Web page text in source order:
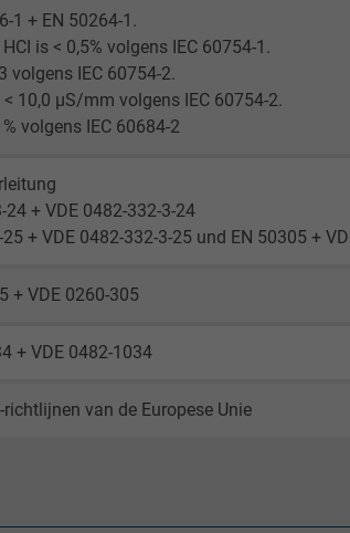
statistical data on how the
the website.
for website analysis.
1 + EN 50264-1.
is < 0,5% volgens IEC 60754-1.
volgens IEC 60754-2.
10,0 µS/mm volgens IEC 60754-2.
volgens IEC 60684-2
24 + VDE 0482-332-3-24
25 + VDE 0482-332-3-25 und EN 50305 +
+ VDE 0260-305
+ VDE 0482-1034
van de Europese Unie